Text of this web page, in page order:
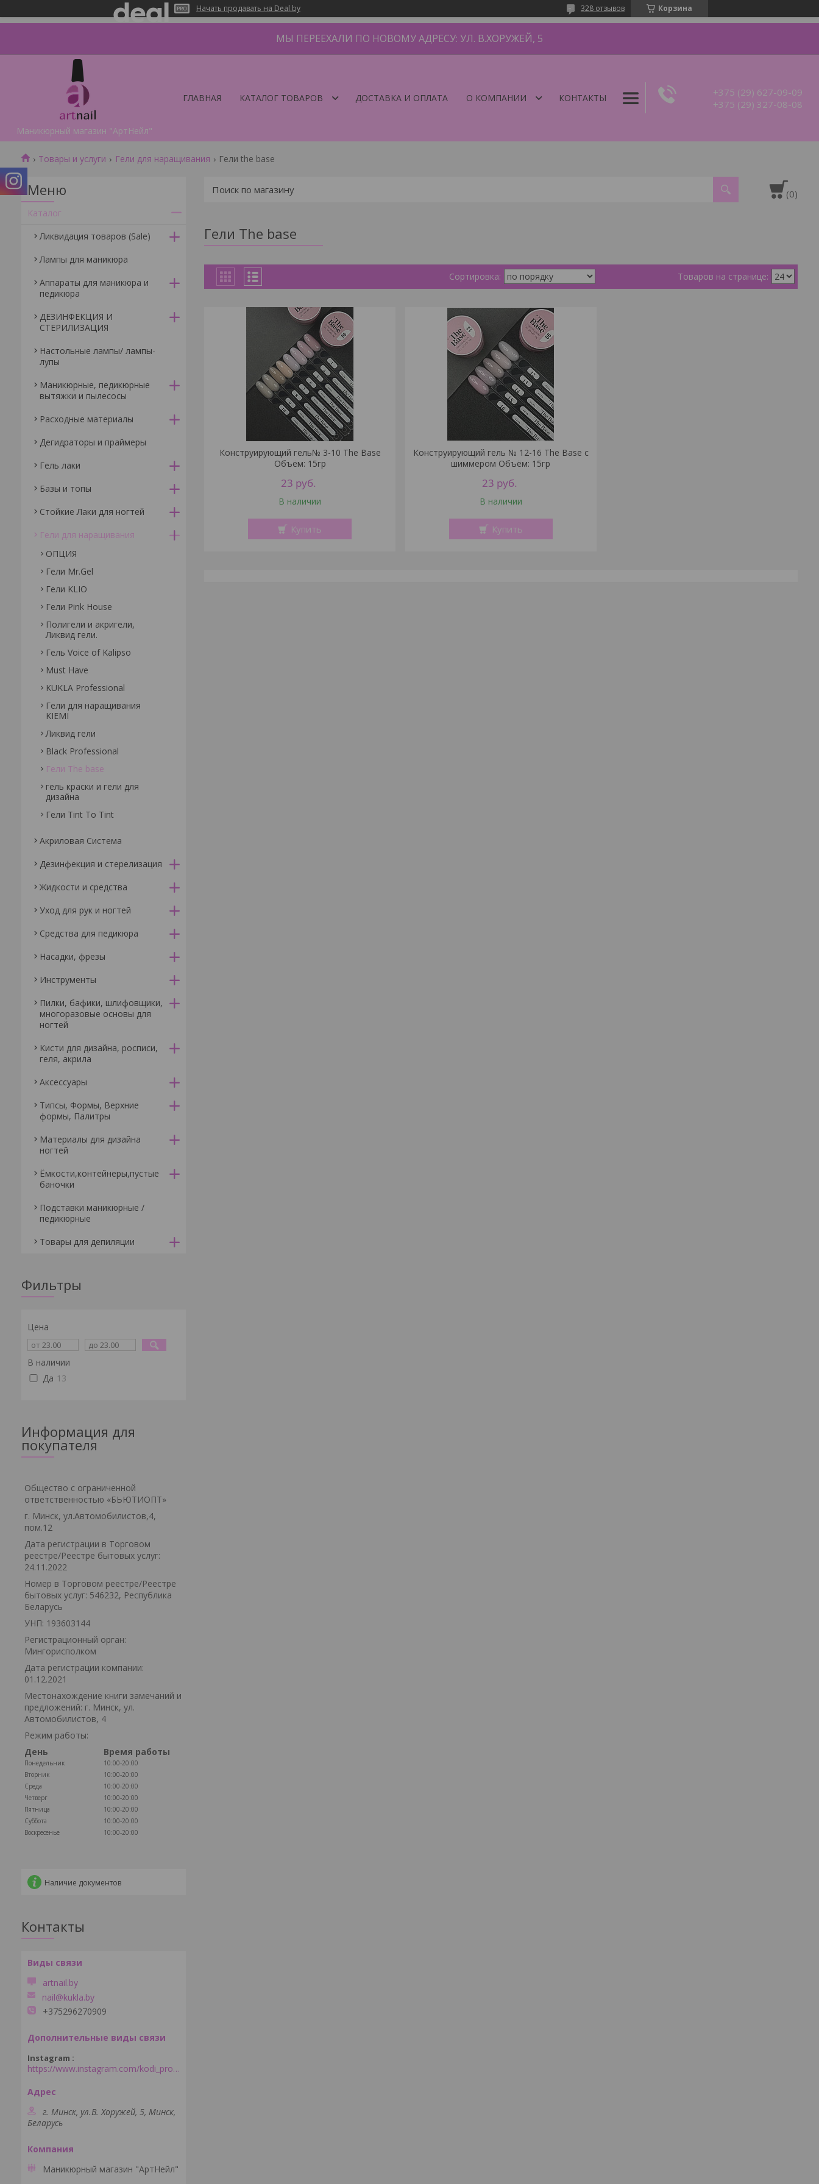
Начать продавать на Deal.by Корзина
328 отзывов
МЫ ПЕРЕЕХАЛИ ПО НОВОМУ АДРЕСУ: УЛ. В.ХОРУЖЕЙ, 5
Маникюрный магазин "АртНейл"
ГЛАВНАЯ КАТАЛОГ ТОВАРОВ ДОСТАВКА И ОПЛАТА О КОМПАНИИ КОНТАКТЫ
+375 (29) 627-09-09
+375 (29) 327-08-08
Товары и услуги Гели для наращивания Гели the base
Гели The base
Конструирующий гель№ 3-10 The Base
Объём: 15гр
23 руб.
В наличии
Купить
Конструирующий гель № 12-16 The Base с
шиммером Объём: 15гр
23 руб.
В наличии
Купить
Каталог
Ликвидация товаров (Sale)
Лампы для маникюра
Аппараты для маникюра и
педикюра
ДЕЗИНФЕКЦИЯ И
СТЕРИЛИЗАЦИЯ
Настольные лампы/ лампы-
лупы
Маникюрные, педикюрные
вытяжки и пылесосы
Расходные материалы
Дегидраторы и праймеры
Гель лаки
Базы и топы
Стойкие Лаки для ногтей
Гели для наращивания
ОПЦИЯ
Гели Mr.Gel
Гели KLIO
Гели Pink House
Полигели и акригели,
Ликвид гели.
Гель Voice of Kalipso
Must Have
KUKLA Professional
Гели для наращивания
KIEMI
Ликвид гели
Black Professional
Гели The base
гель краски и гели для
дизайна
Гели Tint To Tint
Акриловая Система
Дезинфекция и стерелизация
Жидкости и средства
Уход для рук и ногтей
Средства для педикюра
Насадки, фрезы
Инструменты
Пилки, бафики, шлифовщики,
многоразовые основы для
ногтей
Кисти для дизайна, росписи,
геля, акрила
Аксессуары
Типсы, Формы, Верхние
формы, Палитры
Материалы для дизайна
ногтей
Ёмкости,контейнеры,пустые
баночки
Подставки маникюрные /
педикюрные
Товары для депиляции
Фильтры
Цена
В наличии
Да 13
Информация для
покупателя
Общество с ограниченной
ответственностью «БЬЮТИОПТ»
г. Минск, ул.Автомобилистов,4,
пом.12
Дата регистрации в Торговом
реестре/Реестре бытовых услуг:
24.11.2022
Номер в Торговом реестре/Реестре
бытовых услуг: 546232, Республика
Беларусь
УНП: 193603144
Регистрационный орган:
Мингорисполком
Дата регистрации компании:
01.12.2021
Местонахождение книги замечаний и
предложений: г. Минск, ул.
Автомобилистов, 4
Режим работы:
День
Время работы
Понедельник
10:00-20:00
Вторник
10:00-20:00
Среда
10:00-20:00
Четверг
10:00-20:00
Пятница
10:00-20:00
Суббота
10:00-20:00
Воскресенье
10:00-20:00
Наличие документов
Контакты
artnail.by
nail@kukla.by
+375296270909
Instagram
https://www.instagram.com/kodi_professional_minsk/
г. Минск, ул.В. Хоружей, 5, Минск,
Беларусь
Маникюрный магазин "АртНейл"